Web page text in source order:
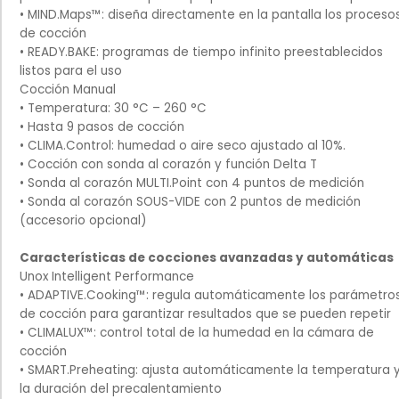
• MIND.Maps™: diseña directamente en la pantalla los
de cocción
• READY.BAKE: programas de tiempo infinito preestablecidos
listos para el uso
Cocción Manual
• Temperatura: 30 °C – 260 °C
• Hasta 9 pasos de cocción
• CLIMA.Control: humedad o aire seco ajustado al 10%.
• Cocción con sonda al corazón y función Delta T
• Sonda al corazón MULTI.Point con 4 puntos de medición
• Sonda al corazón SOUS-VIDE con 2 puntos de medición
(accesorio opcional)
Características de cocciones avanzadas y automáticas
Unox Intelligent Performance
• ADAPTIVE.Cooking™: regula automáticamente los
de cocción para garantizar resultados que se pueden repetir
• CLIMALUX™: control total de la humedad en la cámara de
cocción
• SMART.Preheating: ajusta automáticamente la temperatura
la duración del precalentamiento